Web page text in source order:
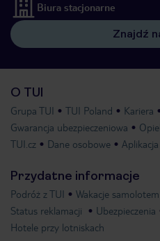
Biura stacjonarne
Znajdź
O TUI
Grupa TUI TUI Poland Kariera
Gwarancja ubezpieczeniowa
TUI.cz
Dane osobowe
Przydatne informacje
Podróż z TUI Wakacje samolotem
Status reklamacji
Ubezpieczenia
Hotele przy lotniskach